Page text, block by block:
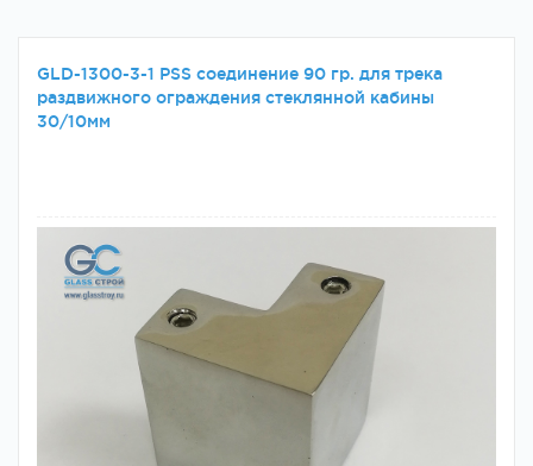
GLD-1300-3-1 PSS соединение 90 гр. для трека
раздвижного ограждения стеклянной кабины
30/10мм